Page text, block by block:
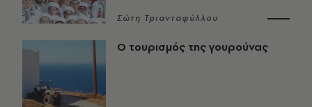
Σώτη Τριανταφύλλου
Ο τουρισμός της γουρούνας